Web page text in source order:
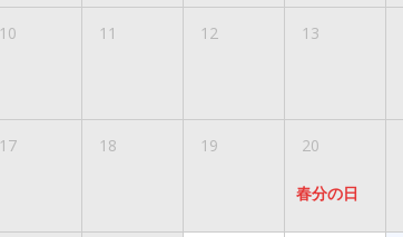
10 11 12 13
17 18 19 20
春分の日